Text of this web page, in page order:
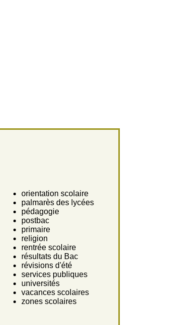
orientation scolaire
palmarès des lycées
pédagogie
postbac
primaire
religion
rentrée scolaire
résultats du Bac
révisions d'été
services publiques
universités
vacances scolaires
zones scolaires